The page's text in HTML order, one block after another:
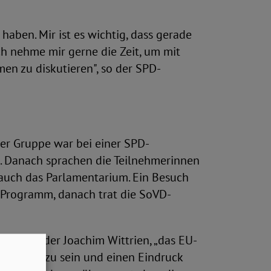
Mir ist es wichtig, dass gerade
nehme mir gerne die Zeit, um mit
zu diskutieren", so der SPD-
Gruppe war bei einer SPD-
sprachen die Teilnehmerinnen
das Parlamentarium. Ein Besuch
danach trat die SoVD-
Joachim Wittrien, „das EU-
zu sein und einen Eindruck